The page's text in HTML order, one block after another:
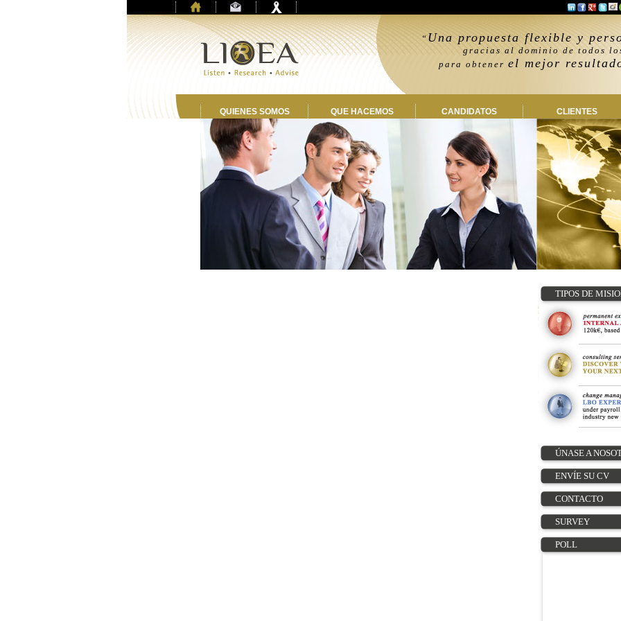
“Una propuesta flexible y
gracias al dominio de todos los
para obtener el mejor
Paragarantizar el éxito, actúan
imposible
QUIENES SOMOS QUE HACEMOS CANDIDATOS CLIENTES
TIPOS DE
ÚNASE A
ENVÍE SU CV
CONTACTO
SURVEY
POLL